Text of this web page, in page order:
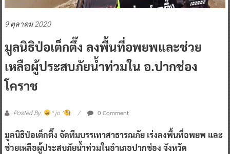
9 ตุลาคม 2020
มูลนิธิป่อเต็กตึ๊ง ลงพื้นที่อพยพและช่วย
เหลือผู้ประสบภัยน้ำท่วมใน อ.ปากช่อง
โคราช
Posted By: ^ jo ^ 0 Comment
มูลนิธิป่อเต็กตึ๊ง จัดทีมบรรเทาสาธารณภัย เร่งลงพื้นที่อพยพ และ
ช่วยเหลือผู้ประสบภัยน้ำท่วมในอำเภอปากช่อง จังหวัด